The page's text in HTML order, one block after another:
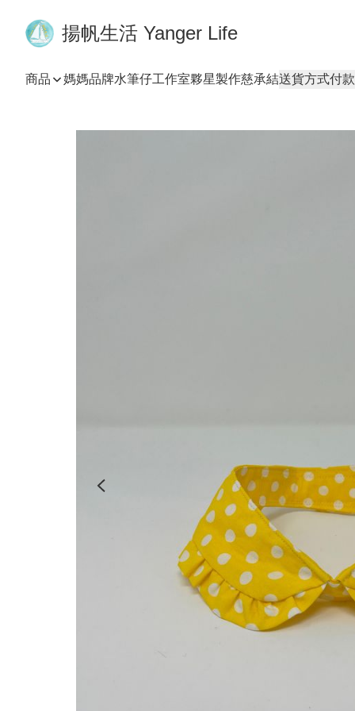
揚帆生活 Yanger Life
商品 媽媽品牌水筆仔工作室夥星製作慈承結送貨方式付